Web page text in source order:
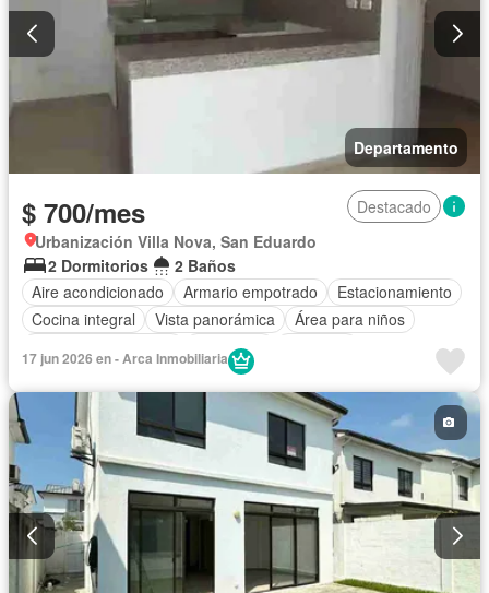
Departamento
$ 700/mes
Destacado
Urbanización Villa Nova, San Eduardo
2 Dormitorios
2 Baños
Aire acondicionado
Armario empotrado
Estacionamiento
Cocina integral
Vista panorámica
Área para niños
Seguridad
Cuarto de servicio
Acceso para personas con discapacidad
Parrilla
Piscina
Electricidad
Conserje Cancha de tenis Gimnasio
Wifi
Sin amoblar
17 jun 2026 en - Arca Inmobiliaria